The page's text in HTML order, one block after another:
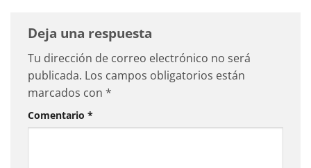
Deja una respuesta
Tu dirección de correo electrónico no será
publicada. Los campos obligatorios están
marcados con *
Comentario *